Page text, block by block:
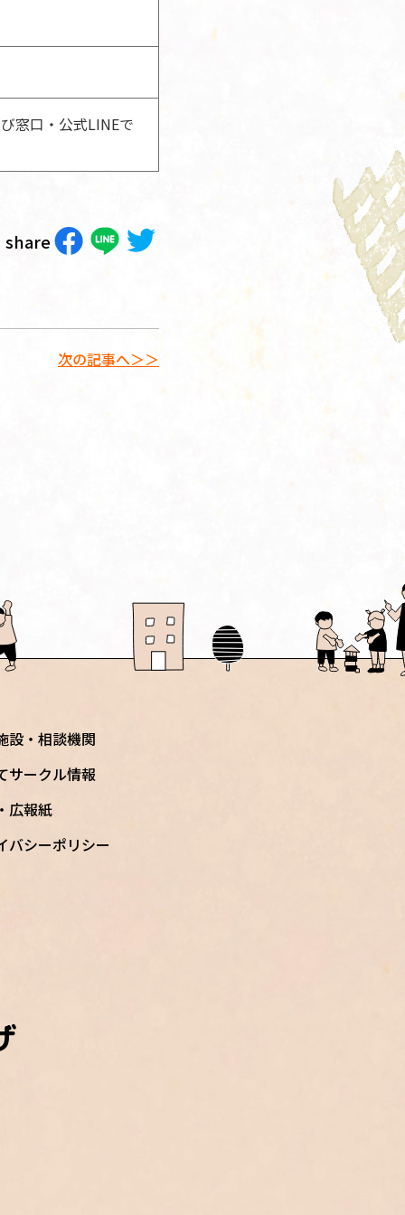
窓口・公式LINEで
share
次の記事へ＞＞
設・相談機関
サークル情報
広報紙
バシーポリシー